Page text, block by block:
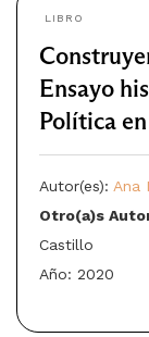
LIBRO
Ensayo
Política
Autor(es): Ana
Otro(a)s
Castillo
Año: 2020